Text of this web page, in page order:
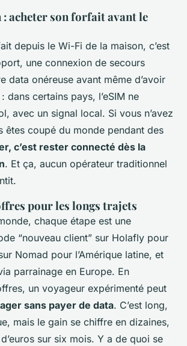
acheter son forfait avant le
depuis le Wi-Fi de la maison, c’est
une connexion de secours
data onéreuse avant même d’avoir
dans certains pays, l’eSIM ne
avec un signal local. Si vous n’avez
êtes coupé du monde pendant des
c’est rester connecté dès la
. Et ça, aucun opérateur traditionnel
pour les longs trajets
chaque étape est une
“nouveau client” sur Holafly pour
Nomad pour l’Amérique latine, et
parrainage en Europe. En
un voyageur expérimenté peut
sans payer de data. C’est long,
mais le gain se chiffre en dizaines,
sur six mois. Y a de quoi se